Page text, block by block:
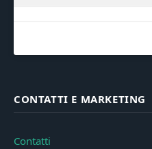
CONTATTI E MARKETING
Contatti